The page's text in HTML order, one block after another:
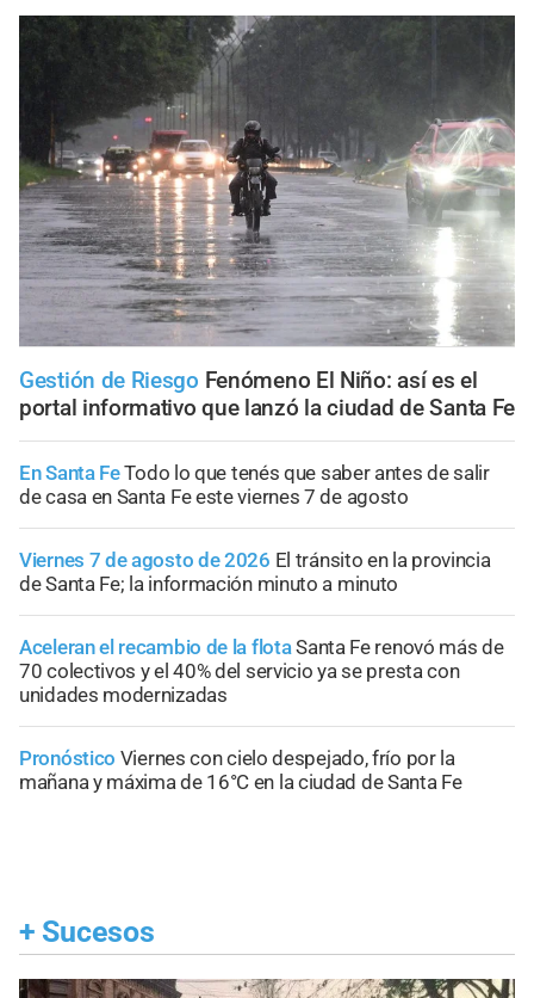
Gestión de Riesgo Fenómeno El Niño: así es el
portal informativo que lanzó la ciudad de Santa Fe
En Santa FeTodo lo que tenés que saber antes de salir
de casa en Santa Fe este viernes 7 de agosto
Viernes 7 de agosto de 2026 El tránsito en la provincia
de Santa Fe; la información minuto a minuto
Aceleran el recambio de la flotaSanta Fe renovó más de
70 colectivos y el 40% del servicio ya se presta con
unidades modernizadas
Pronóstico Viernes con cielo despejado, frío por la
mañana y máxima de 16°C en la ciudad de Santa Fe
+ Sucesos